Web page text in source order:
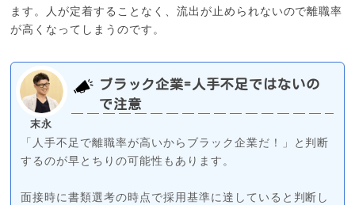
ます。人が定着することなく、流出が止められないので離職率
が高くなってしまうのです。
末永
ブラック企業=人手不足ではないの
で注意
「人手不足で離職率が高いからブラック企業だ！」と判断
するのが早とちりの可能性もあります。
面接時に書類選考の時点で採用基準に達していると判断し